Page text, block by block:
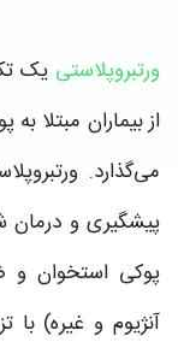
ورتبروپلاستی یک
از بیماران مبتلا
می‌گذارد.
پیشگیری و درمان
پوکی استخوان و
آنژیوم و غیره)